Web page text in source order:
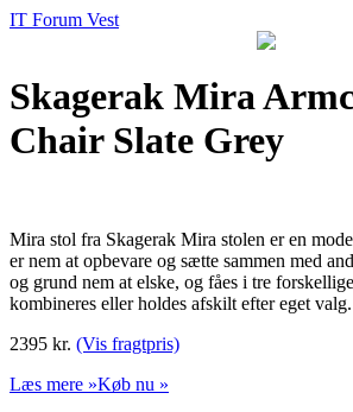
IT Forum Vest
Skagerak Mira
Chair Slate Grey
Mira stol fra Skagerak Mira stolen er en
er nem at opbevare og sætte sammen med
og grund nem at elske, og fåes i tre
kombineres eller holdes afskilt efter eget
2395 kr. (Vis fragtpris)
Læs mere »Køb nu »